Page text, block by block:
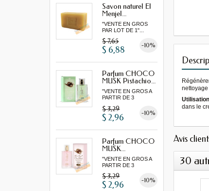
Savon naturel El
Menjel...
"VENTE EN GROS
PAR LOT DE 1"...
$ 7,65 -10%
$ 6,88
Parfum CHOCO
MUSK Pistachio...
"VENTE EN GROS A
PARTIR DE 3
$ 3,29 -10%
$ 2,96
Parfum CHOCO
MUSK...
"VENTE EN GROS A
PARTIR DE 3
$ 3,29 -10%
$ 2,96
nettoyage
dans le
Avis
30